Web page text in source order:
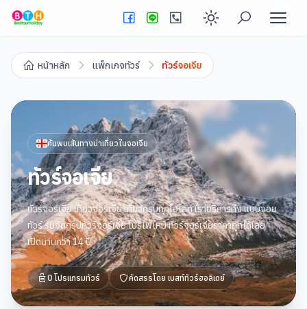
Enable dark
หน้าหลัก แพ็กเกจทัวร์ ทัวร์จอเจีย
ค้นพบเส้นทางน่าเที่ยวในจอเจีย
ทัวร์จอเจีย
ทัวร์จอร์เจีย เที่ยวจอร์เจีย เที่ยวครบทุกไฮไลท์ เราบริการทั้ง แบบจอย
ทัวร์ รับจัดกรุ๊ปทัวร์จอร์เจีย โปรไฟไหม้ ทัวร์จอร์เจียราคาถูกได้เลย
เปิดนานกว่า 14 ปี
0 โปรแกรมทัวร์ คัดสรรโดย เบสท์ทัวร์ฮอลิเดย์